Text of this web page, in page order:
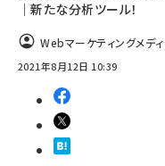
｜新たな分析ツール！
Webマーケティングメディ
2021年8月12日 10:39